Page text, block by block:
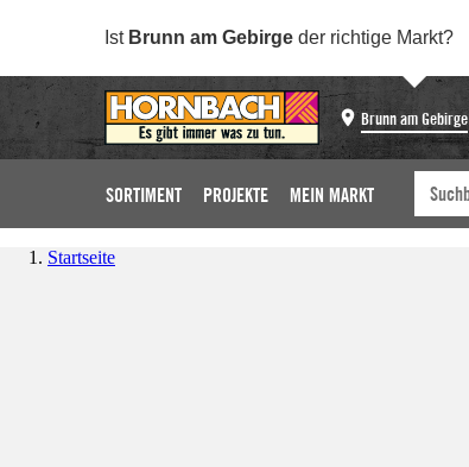
Ist Brunn am Gebirge der richtige Markt?
Brunn am Gebirge
SORTIMENT PROJEKTE MEIN MARKT
Startseite